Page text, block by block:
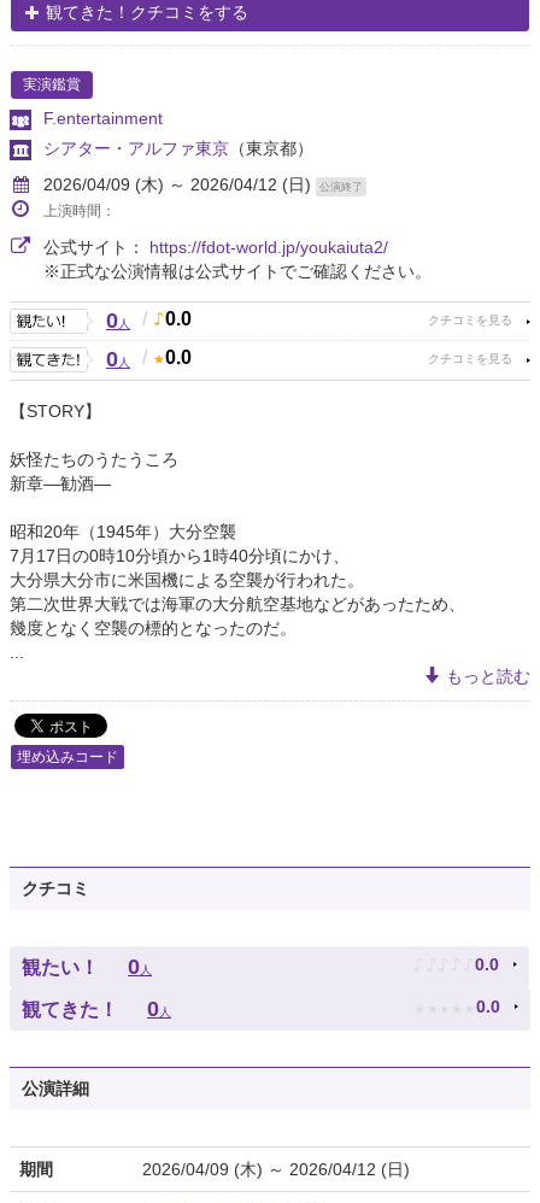
観てきた！クチコミをする
実演鑑賞
F.entertainment
シアター・アルファ東京 （東京都）
2026/04/09 (木) ～ 2026/04/12 (日)
公演終了
上演時間：
公式サイト： https://fdot-world.jp/youkaiuta2/
※正式な公演情報は公式サイトでご確認ください。
0人 / 0.0
0人 / 0.0
【STORY】
妖怪たちのうたうころ
新章―勧酒―
昭和20年（1945年）大分空襲
7月17日の0時10分頃から1時40分頃にかけ、
大分県大分市に米国機による空襲が行われた。
第二次世界大戦では海軍の大分航空基地などがあったため、
幾度となく空襲の標的となったのだ。
もっと読む
埋め込みコード
クチコミ
観たい！ 0人 ♪ ♪ ♪ ♪ ♪ 0.0
観てきた！ 0人 ★ ★ ★ ★ ★ 0.0
公演詳細
期間 2026/04/09 (木) ～ 2026/04/12 (日)